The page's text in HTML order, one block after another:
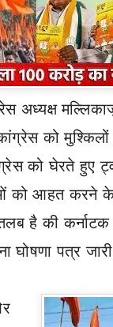
अध्यक्ष
को
को घेरते हुए
को आहत करने
है की
घोषणा पत्र